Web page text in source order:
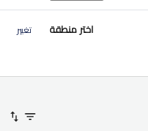
اختر منطقة تغيير